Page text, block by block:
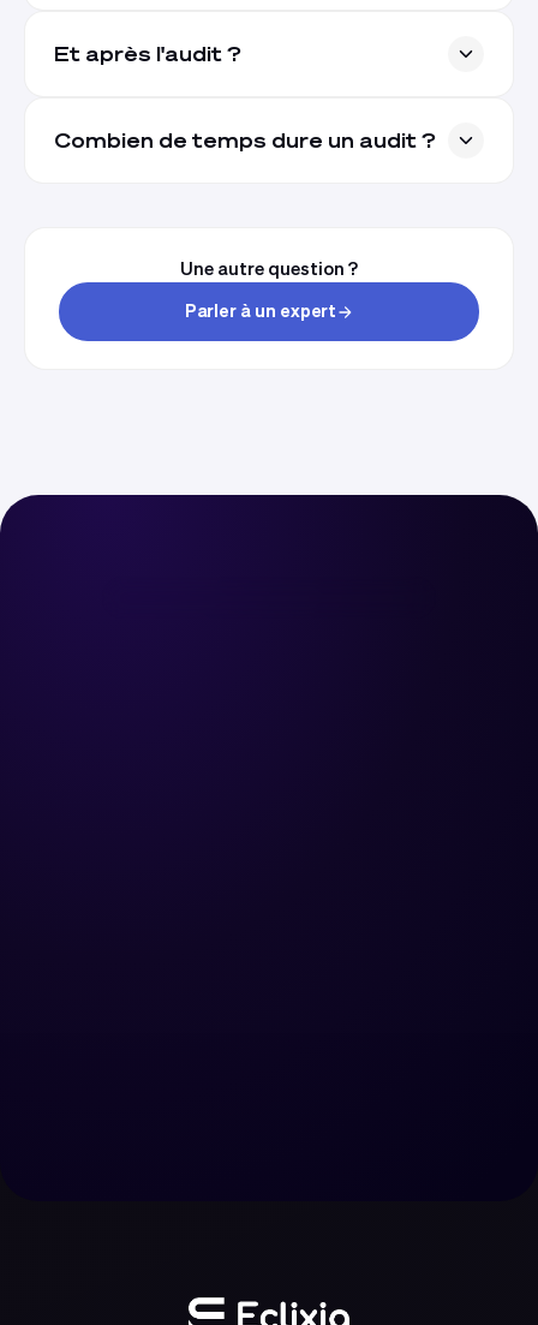
Et après l'audit ?
Combien de temps dure un audit ?
Une autre question ?
Parler à un expert